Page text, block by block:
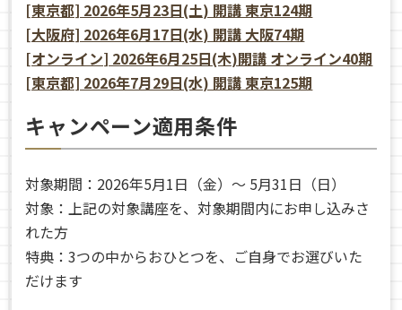
[東京都] 2026年5月23日(土) 開講 東京124期
[大阪府] 2026年6月17日(水) 開講 大阪74期
[オンライン] 2026年6月25日(木)開講 オンライン40期
[東京都] 2026年7月29日(水) 開講 東京125期
キャンペーン適用条件
対象期間：2026年5月1日（金）〜 5月31日（日）
対象：上記の対象講座を、対象期間内にお申し込みさ
れた方
特典：3つの中からおひとつを、ご自身でお選びいた
だけます